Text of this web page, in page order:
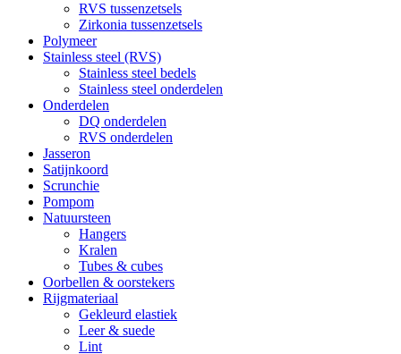
RVS tussenzetsels
Zirkonia tussenzetsels
Polymeer
Stainless steel (RVS)
Stainless steel bedels
Stainless steel onderdelen
Onderdelen
DQ onderdelen
RVS onderdelen
Jasseron
Satijnkoord
Scrunchie
Pompom
Natuursteen
Hangers
Kralen
Tubes & cubes
Oorbellen & oorstekers
Rijgmateriaal
Gekleurd elastiek
Leer & suede
Lint